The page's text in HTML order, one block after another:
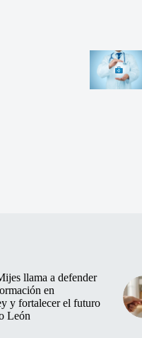
llama a defender
en
y fortalecer el futuro
León